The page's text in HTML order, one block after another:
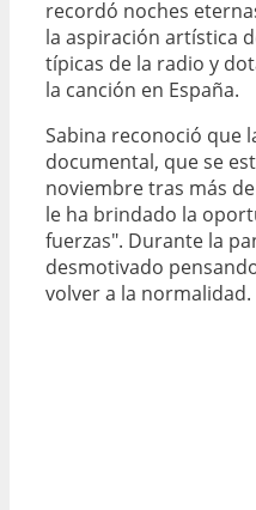
recordó noches
la aspiración artística
típicas de la radio y
la canción en España.
Sabina reconoció que
documental, que se
noviembre tras más
le ha brindado la
fuerzas". Durante la
desmotivado
volver a la normalidad.